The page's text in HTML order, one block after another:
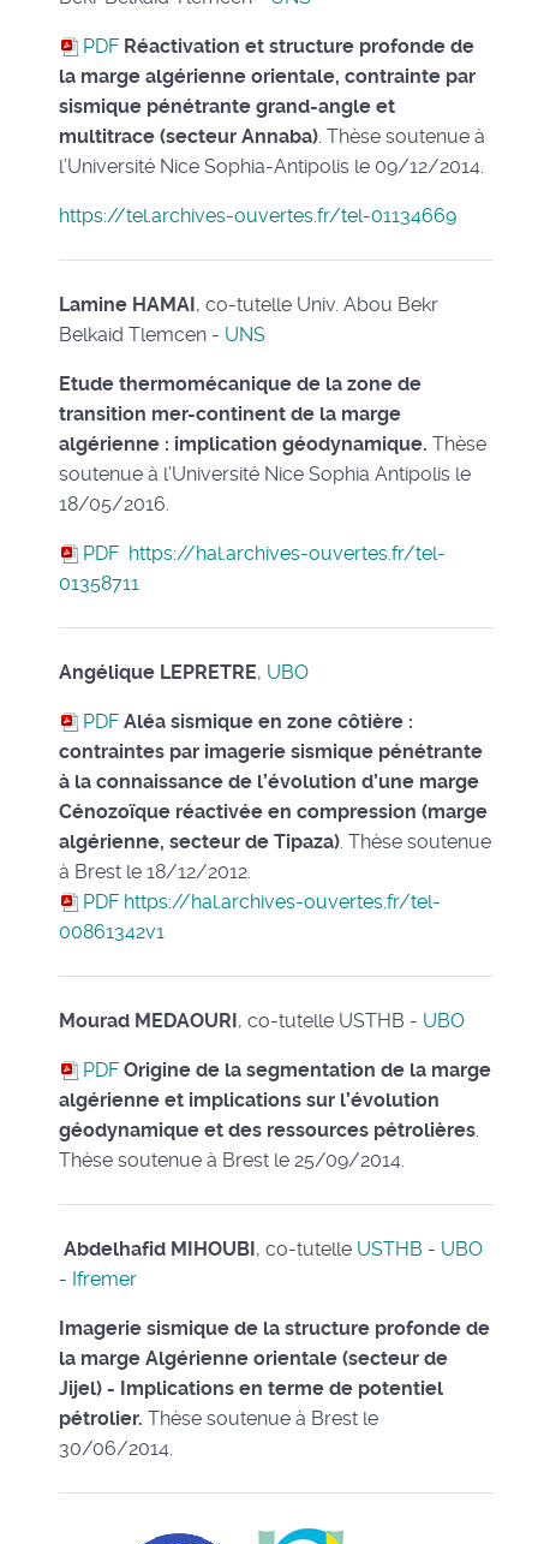
PDF Réactivation et structure profonde de
la marge algérienne orientale, contrainte par
sismique pénétrante grand-angle et
multitrace (secteur Annaba) . Thèse soutenue à
l’Université Nice Sophia-Antipolis le 09/12/2014.
https://tel.archives-ouvertes.fr/tel-01134669
Lamine HAMAI, co-tutelle Univ. Abou Bekr
Belkaid Tlemcen - UNS
Etude thermomécanique de la zone de
transition mer-continent de la marge
algérienne : implication géodynamique. Thèse
soutenue à l’Université Nice Sophia Antipolis le
18/05/2016.
PDF https://hal.archives-ouvertes.fr/tel-
01358711
Angélique LEPRETRE, UBO
PDF Aléa sismique en zone côtière :
contraintes par imagerie sismique pénétrante
à la connaissance de l’évolution d’une marge
Cénozoïque réactivée en compression (marge
algérienne, secteur de Tipaza) . Thèse soutenue
à Brest le 18/12/2012.
PDF https://hal.archives-ouvertes.fr/tel-
00861342v1
Mourad MEDAOURI, co-tutelle USTHB - UBO
PDF Origine de la segmentation de la marge
algérienne et implications sur l’évolution
géodynamique et des ressources pétrolières
Thèse soutenue à Brest le 25/09/2014.
Abdelhafid MIHOUBI, co-tutelle USTHB - UBO
- Ifremer
Imagerie sismique de la structure profonde de
la marge Algérienne orientale (secteur de
Jijel) - Implications en terme de potentiel
pétrolier. Thèse soutenue à Brest le
30/06/2014.